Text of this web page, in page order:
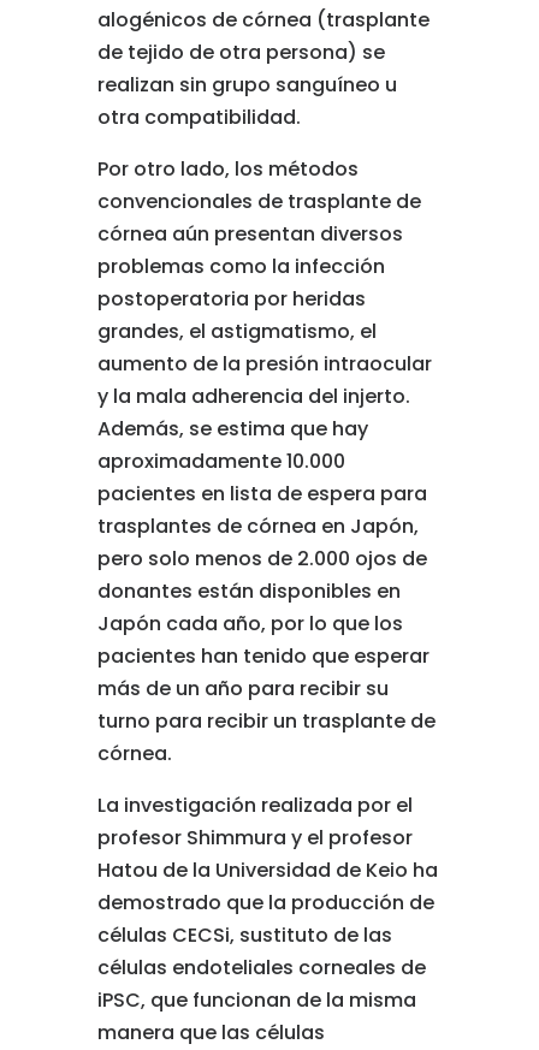
alogénicos de córnea (trasplante
de tejido de otra persona) se
realizan sin grupo sanguíneo u
otra compatibilidad.
Por otro lado, los métodos
convencionales de trasplante de
córnea aún presentan diversos
problemas como la infección
postoperatoria por heridas
grandes, el astigmatismo, el
aumento de la presión intraocular
y la mala adherencia del injerto.
Además, se estima que hay
aproximadamente 10.000
pacientes en lista de espera para
trasplantes de córnea en Japón,
pero solo menos de 2.000 ojos de
donantes están disponibles en
Japón cada año, por lo que los
pacientes han tenido que esperar
más de un año para recibir su
turno para recibir un trasplante de
córnea.
La investigación realizada por el
profesor Shimmura y el profesor
Hatou de la Universidad de Keio ha
demostrado que la producción de
células CECSi, sustituto de las
células endoteliales corneales de
iPSC, que funcionan de la misma
manera que las células